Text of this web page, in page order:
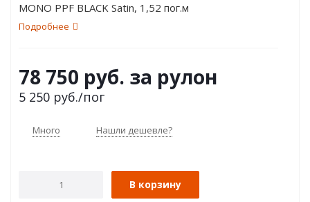
MONO PPF BLACK Satin, 1,52 пог.м
Подробнее
78 750 руб. за рулон
5 250 руб./пог
Много Нашли дешевле?
В корзину